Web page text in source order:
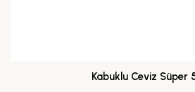
Kabuklu Ceviz Süper